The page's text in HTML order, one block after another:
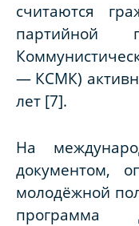
считаются
партийной
— КСМК)
лет [7].
На
документом,
молодёжной
программа